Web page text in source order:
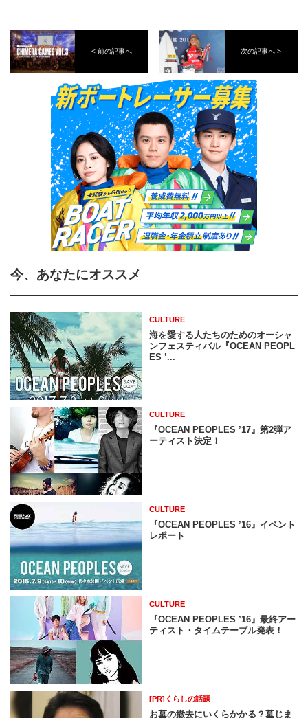
< 前の記事へ 次の記事へ >
今、あなたにオススメ
CULTURE
海を愛する人たちのためのオーシャ
ンフェスティバル『OCEAN PEOPL
ES ’...
CULTURE
『OCEAN PEOPLES ’17』第2弾ア
ーティスト決定！
CULTURE
『OCEAN PEOPLES ’16』イベント
レポート
CULTURE
『OCEAN PEOPLES ’16』最終アー
ティスト・タイムテーブル発表！
[PR]くらしの話題
お墓の撤去にいくらかかる？墓じま